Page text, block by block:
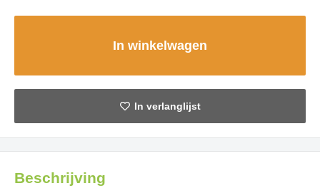
In winkelwagen
Beschrijving